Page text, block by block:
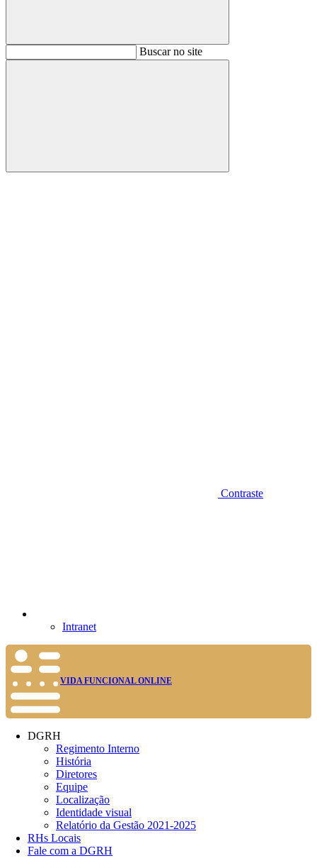
BuscarBuscar no site
Buscar
Contraste
Intranet
VIDA FUNCIONAL ONLINE
DGRH
Regimento Interno
História
Diretores
Equipe
Localização
Identidade visual
Relatório da Gestão 2021-2025
RHs Locais
Fale com a DGRH